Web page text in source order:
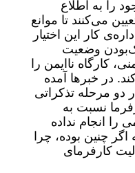
را به اطلاع
می‌کنند تا موانع
کار این اختیار
وضعیت
کارگاه ناایمن را
در خبرها آمده
دو مرحله تذکراتی
نسبت به
را انجام نداده
چنین بوده، چرا
کارفرمای